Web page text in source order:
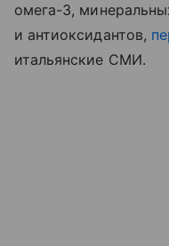
омега-3,
и антиоксидантов,
итальянские СМИ.